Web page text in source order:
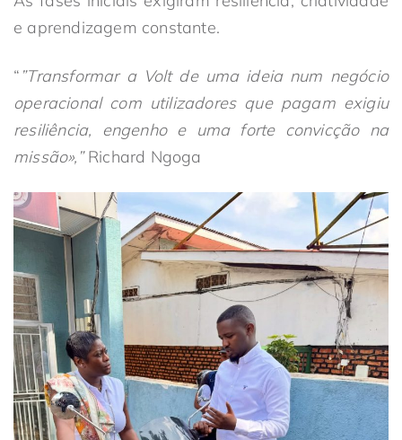
e aprendizagem constante.
“ ”Transformar a Volt de uma ideia num negócio
operacional com utilizadores que pagam exigiu
resiliência, engenho e uma forte convicção na
missão»,”Richard Ngoga